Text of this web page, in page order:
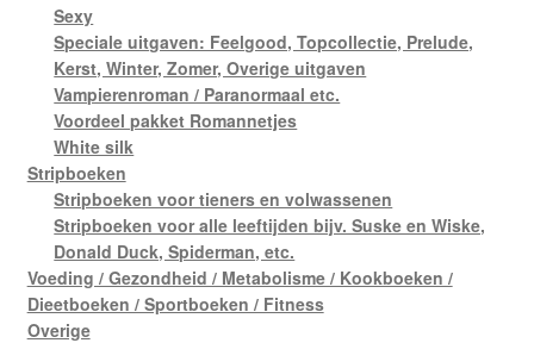
Sexy
Speciale uitgaven: Feelgood, Topcollectie, Prelude,
Kerst, Winter, Zomer, Overige uitgaven
Vampierenroman / Paranormaal etc.
Voordeel pakket Romannetjes
White silk
Stripboeken
Stripboeken voor tieners en volwassenen
Stripboeken voor alle leeftijden bijv. Suske en Wiske,
Donald Duck, Spiderman, etc.
Voeding / Gezondheid / Metabolisme / Kookboeken /
Dieetboeken / Sportboeken / Fitness
Overige